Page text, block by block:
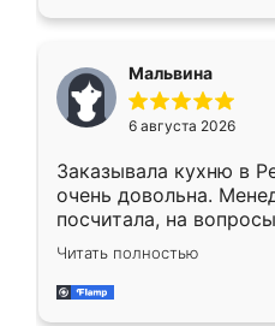
меньше, здесь же он
Мне нравится ,если
мебели буду
Мальвина
6 августа 2026
Заказывала кухню в
очень довольна.
посчитала, на
Замерщик приехал в
делу со всей
за день, ребята
Читать полностью